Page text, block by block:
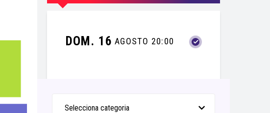
DOM. 16 AGOSTO 20:00
Selecciona categoria